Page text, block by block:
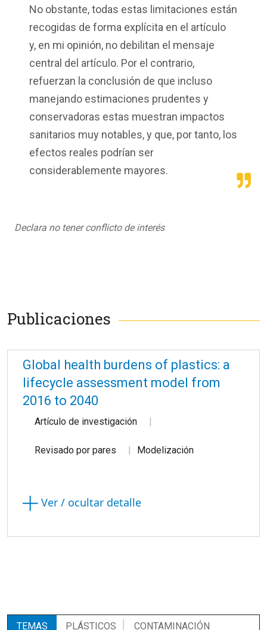
No obstante, todas estas limitaciones están
recogidas de forma explícita en el artículo
y, en mi opinión, no debilitan el mensaje
central del artículo. Por el contrario,
refuerzan la conclusión de que incluso
manejando estimaciones prudentes y
conservadoras estas muestran impactos
sanitarios muy notables, y que, por tanto, los
efectos reales podrían ser
considerablemente mayores.
Declara no tener conflicto de interés
Publicaciones
Global health burdens of plastics: a
lifecycle assessment model from
2016 to 2040
Artículo de investigación
Revisado por pares Modelización
Ver / ocultar detalle
TEMAS PLÁSTICOS CONTAMINACIÓN